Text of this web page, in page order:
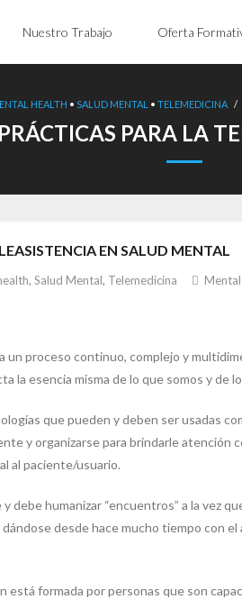
Nuestro Trabajo Oferta
HEALTH • SALUD MENTAL • TELEMEDICINA /
PARA LA
EN SALUD MENTAL
, Salud Mental, Telemedicina
un proceso continuo, complejo y
la esencia misma de lo que somos y de
que pueden y deben ser usadas
y organizarse para brindarle
al paciente/usuario.
debe humanizar “encuentros” a la
desde hace mucho tiempo con
está formada por personas que son